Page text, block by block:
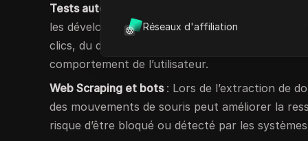
Réseaux d'affiliation
Tests automatisés
les développeurs peuvent effectuer des tests
clics, du défilement et de la navigation, en
comportement de l’utilisateur.
Web Scraping et bots : Lors de l’extraction de
des mouvements de souris peut améliorer la
risque d’être bloqué ou détecté par les